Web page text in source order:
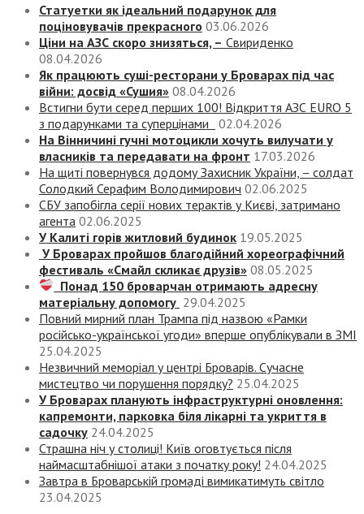
Статуетки як ідеальний подарунок для
поціновувачів прекрасного 03.06.2026
Ціни на АЗС скоро знизяться, – Свириденко
08.04.2026
Як працюють суші-ресторани у Броварах під час
війни: досвід «Сушия» 08.04.2026
Встигни бути серед перших 100! Відкриття АЗС EURO 5
з подарунками та суперцінами
02.04.2026
На Вінничині гучні мотоцикли хочуть вилучати у
власників та передавати на фронт 17.03.2026
На щиті повернувся додому Захисник України, – солдат
Солодкий Серафим Володимирович 02.06.2025
СБУ запобігла серії нових терактів у Києві, затримано
агента 02.06.2025
У Калиті горів житловий будинок 19.05.2025
У Броварах пройшов благодійний хореографічний
фестиваль «Смайл скликає друзів» 08.05.2025
Понад 150 броварчан отримають адресну
матеріальну допомогу 29.04.2025
Повний мирний план Трампа під назвою «‎Рамки
російсько-української угоди» вперше опублікували в ЗМІ
25.04.2025
Незвичний меморіал у центрі Броварів. Сучасне
мистецтво чи порушення порядку? 25.04.2025
У Броварах планують інфраструктурні оновлення:
капремонти, парковка біля лікарні та укриття в
садочку 24.04.2025
Страшна ніч у столиці! Київ оговтується після
наймасштабнішої атаки з початку року! 24.04.2025
Завтра в Броварській громаді вимикатимуть світло
23.04.2025